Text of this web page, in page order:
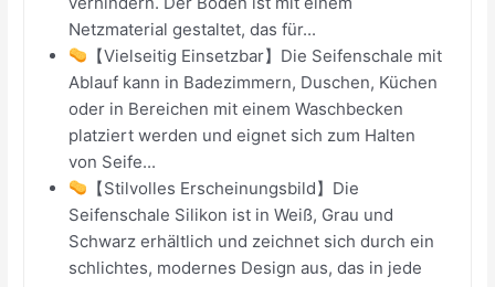
Netzmaterial gestaltet, das für...
【Vielseitig Einsetzbar】Die Seifenschale mit
Ablauf kann in Badezimmern, Duschen, Küchen
oder in Bereichen mit einem Waschbecken
platziert werden und eignet sich zum Halten
von Seife...
【Stilvolles Erscheinungsbild】Die
Seifenschale Silikon ist in Weiß, Grau und
Schwarz erhältlich und zeichnet sich durch ein
schlichtes, modernes Design aus, das in jede